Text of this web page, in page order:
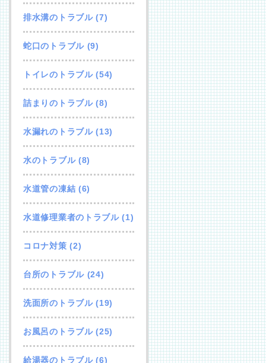
排水溝のトラブル(7)
蛇口のトラブル(9)
トイレのトラブル(54)
詰まりのトラブル(8)
水漏れのトラブル(13)
水のトラブル(8)
水道管の凍結 (6)
水道修理業者のトラブル(1)
コロナ対策 (2)
台所のトラブル(24)
洗面所のトラブル(19)
お風呂のトラブル(25)
給湯器のトラブル(6)